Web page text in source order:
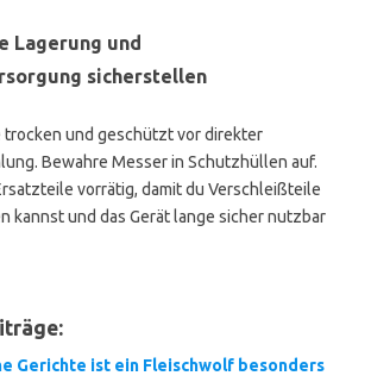
Lagerung und
sicherstellen
trocken und geschützt vor direkter
Bewahre Messer in Schutzhüllen auf.
vorrätig, damit du Verschleißteile
kannst und das Gerät lange sicher nutzbar
Gerichte ist ein Fleischwolf besonders